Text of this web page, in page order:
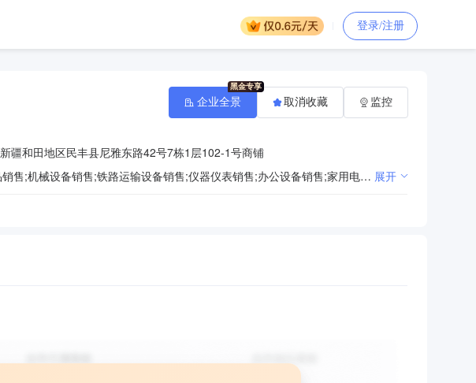
登录/注册
新疆和田地区民丰县尼雅东路42号7栋1层102-1号商铺
一般项目：五金产品零售;建筑材料销售;电线、电缆经营;金属制品销售;电子产品销售;机械设备销售;铁路运输设备销售;仪器仪表销售;办公设备销售;家用电器销售;家用电器零配件销售;家用电器安装服务;日用电器修理;体育用品及器材零售;办公用品销售;劳动保护用品销售;家具安装和维修服务;家具销售;文化用品设备出租;办公设备耗材销售;日用百货销售;针纺织品销售;户外用品销售;电子元器件零售;服装服饰零售;服装服饰出租;服装辅料销售;非公路休闲车及零配件销售;食用农产品零售;集贸市场管理服务;厨具卫具及日用杂品零售;第二类医疗器械销售;第一类医疗器械销售;金属材料销售;新型金属功能材料销售;日用玻璃制品销售;防腐材料销售;保温材料销售;灯具销售;光学仪器销售;照明器具销售;计算机软硬件及辅助设备零售;工程管理服务;土石方工程施工;园林绿化工程施工;体育场地设施工程施工;消防器材销售;卫生洁具销售;金属门窗工程施工;农业机械销售;灌溉服务;广告设计、代理;个人卫生用品销售;建筑工程机械与设备租赁;煤炭及制品销售;粮油仓储服务;农副食品加工专用设备销售。（除依法须经批准的项目外，凭营业执照依法自主开展经营活动）许可项目：建筑劳务分包;住宅室内装饰装修;建设工程施工;食品销售。（依法须经批准的项目，经相关部门批准后方可开展经营活动，具体经营项目以相关部门批准文件或许可证件为准） 展开
企业全景 取消收藏 监控